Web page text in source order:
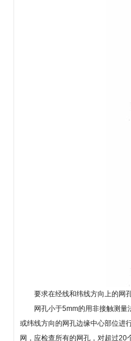
要求在经线和纬线方向上的网
网孔小于5mm的用非接触测量法
或纬线方向的网孔边缘中心部位进
网，应检查所有的网孔，对超过20